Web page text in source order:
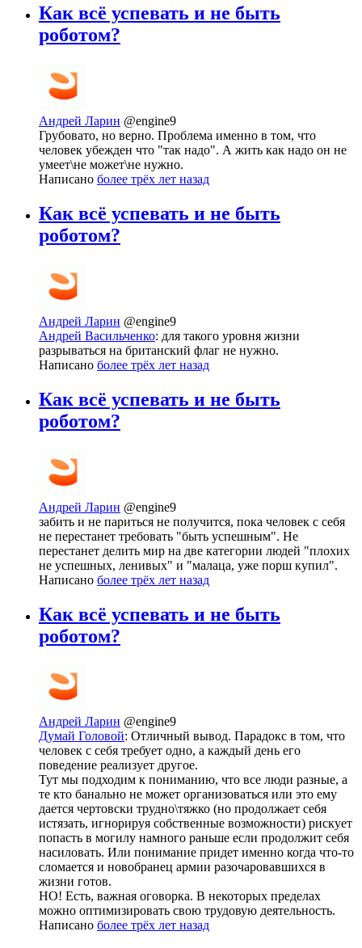
Как всё успевать и не быть
роботом?
Андрей Ларин @engine9
Грубовато, но верно. Проблема именно в том, что
человек убежден что "так надо". А жить как надо он не
умеет\не может\не нужно.
Написано более трёх лет назад
Как всё успевать и не быть
роботом?
Андрей Ларин @engine9
Андрей Васильченко: для такого уровня жизни
разрываться на британский флаг не нужно.
Написано более трёх лет назад
Как всё успевать и не быть
роботом?
Андрей Ларин @engine9
забить и не париться не получится, пока человек с себя
не перестанет требовать "быть успешным". Не
перестанет делить мир на две категории людей "плохих
не успешных, ленивых" и "малаца, уже порш купил".
Написано более трёх лет назад
Как всё успевать и не быть
роботом?
Андрей Ларин @engine9
Думай Головой: Отличный вывод. Парадокс в том, что
человек с себя требует одно, а каждый день его
поведение реализует другое.
Тут мы подходим к пониманию, что все люди разные, а
те кто банально не может организоваться или это ему
дается чертовски трудно\тяжко (но продолжает себя
истязать, игнорируя собственные возможности) рискует
попасть в могилу намного раньше если продолжит себя
насиловать. Или понимание придет именно когда что-то
сломается и новобранец армии разочаровавшихся в
жизни готов.
НО! Есть, важная оговорка. В некоторых пределах
можно оптимизировать свою трудовую деятельность.
Написано более трёх лет назад